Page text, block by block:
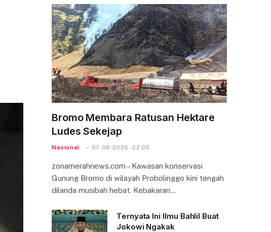
Bromo Membara Ratusan Hektare
Ludes Sekejap
Nasional 07-08-2026 - 22.05
zonamerahnews.com – Kawasan konservasi
Gunung Bromo di wilayah Probolinggo kini tengah
dilanda musibah hebat. Kebakaran…
Ternyata Ini Ilmu Bahlil Buat
Jokowi Ngakak